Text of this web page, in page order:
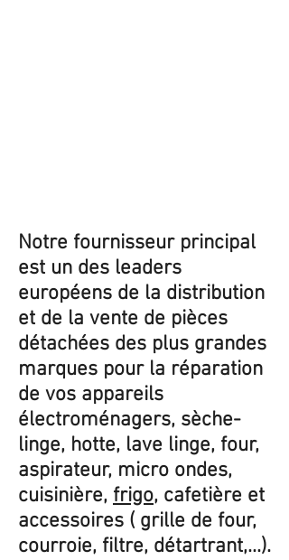
Notre fournisseur principal
est un des leaders
européens de la distribution
et de la vente de pièces
détachées des plus grandes
marques pour la réparation
de vos appareils
électroménagers, sèche-
linge, hotte, lave linge, four,
aspirateur, micro ondes,
cuisinière, frigo, cafetière et
accessoires ( grille de four,
courroie, filtre, détartrant,...).